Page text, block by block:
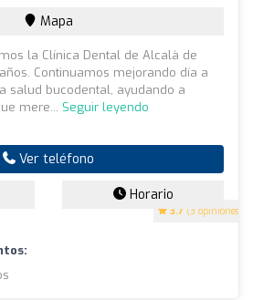
3.7 (3 opiniones)
Mapa
la Clínica Dental de Alcalà de
Continuamos mejorando día a
salud bucodental, ayudando a
mere... Seguir leyendo
Ver teléfono
Horario